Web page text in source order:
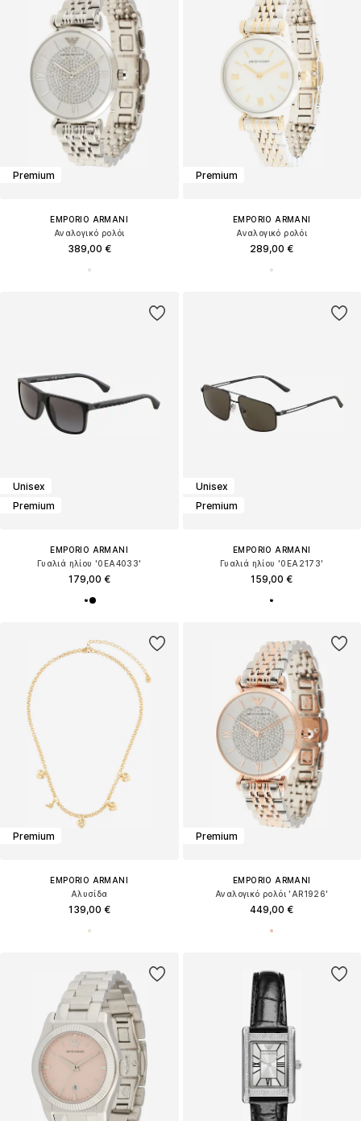
Premium
EMPORIO ARMANI
Αναλογικό ρολόι
389,00 €
Premium
EMPORIO ARMANI
Αναλογικό ρολόι
289,00 €
Unisex
Premium
EMPORIO ARMANI
Γυαλιά ηλίου '0EA4033'
179,00 €
Unisex
Premium
EMPORIO ARMANI
Γυαλιά ηλίου '0EA2173'
159,00 €
Premium
EMPORIO ARMANI
Αλυσίδα
139,00 €
Premium
EMPORIO ARMANI
Αναλογικό ρολόι 'AR1926'
449,00 €